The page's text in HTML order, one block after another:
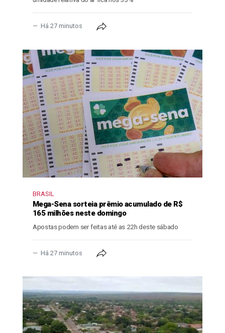
Há 27 minutos
BRASIL
Mega-Sena sorteia prêmio acumulado de R$
165 milhões neste domingo
Apostas podem ser feitas até as 22h deste sábado
Há 27 minutos